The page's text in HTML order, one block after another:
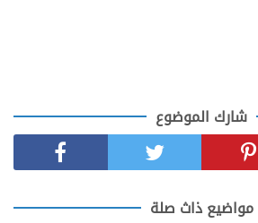
شارك الموضوع
مواضيع ذاث صلة